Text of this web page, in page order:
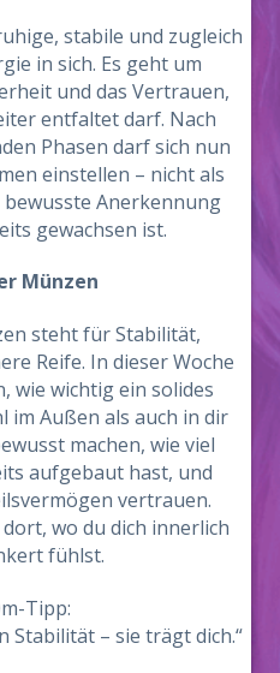
stabile und zugleich
in sich. Es geht um
und das Vertrauen,
entfaltet darf. Nach
Phasen darf sich nun
einstellen – nicht als
Anerkennung
gewachsen ist.
Münzen
steht für Stabilität,
Reife. In dieser Woche
wie wichtig ein solides
im Außen als auch in dir
machen, wie viel
aufgebaut hast, und
vertrauen.
wo du dich innerlich
fühlst.
Tipp:
Stabilität – sie trägt dich.“